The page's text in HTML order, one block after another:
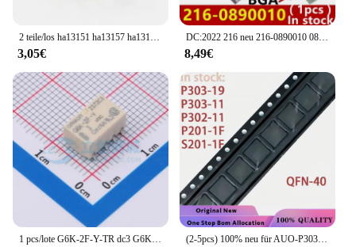
2 teile/los ha13151 ha13157 ha13152 ha13155 ha13150 ha13153 ha13158 auf Lager
3,05€
DC:2022 216 neu 216-0890010 0890010 bga
8,49€
1 pcs/lote G6K-2F-Y-TR dc3 G6K-2F-Y-3VDC smd 100% neu und original (2-5pcs) 100% neu für AUO-P303-19 AUOP303-19 P303-19 P303-11 P302-11 P201-1F S201-1F QFN-40